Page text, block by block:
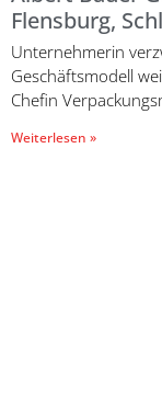
Flensburg,
Unternehmerin
Geschäftsmodell
Chefin
Weiterlesen »